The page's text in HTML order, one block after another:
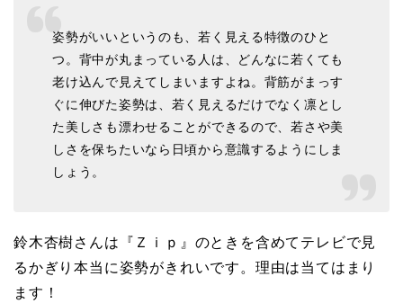
姿勢がいいというのも、若く見える特徴のひと
つ。背中が丸まっている人は、どんなに若くても
老け込んで見えてしまいますよね。背筋がまっす
ぐに伸びた姿勢は、若く見えるだけでなく凛とし
た美しさも漂わせることができるので、若さや美
しさを保ちたいなら日頃から意識するようにしま
しょう。
鈴木杏樹さんは『Ｚｉｐ』のときを含めてテレビで見
るかぎり本当に姿勢がきれいです。理由は当てはまり
ます！